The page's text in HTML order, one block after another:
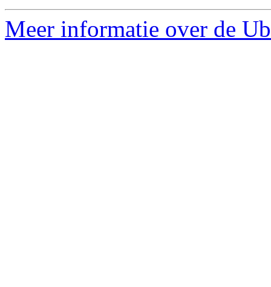
Meer informatie over de